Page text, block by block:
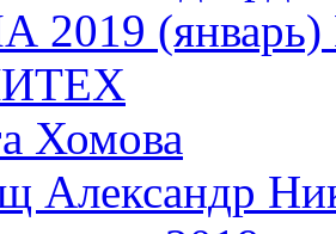
2019 (январь)
Хомова
Александр